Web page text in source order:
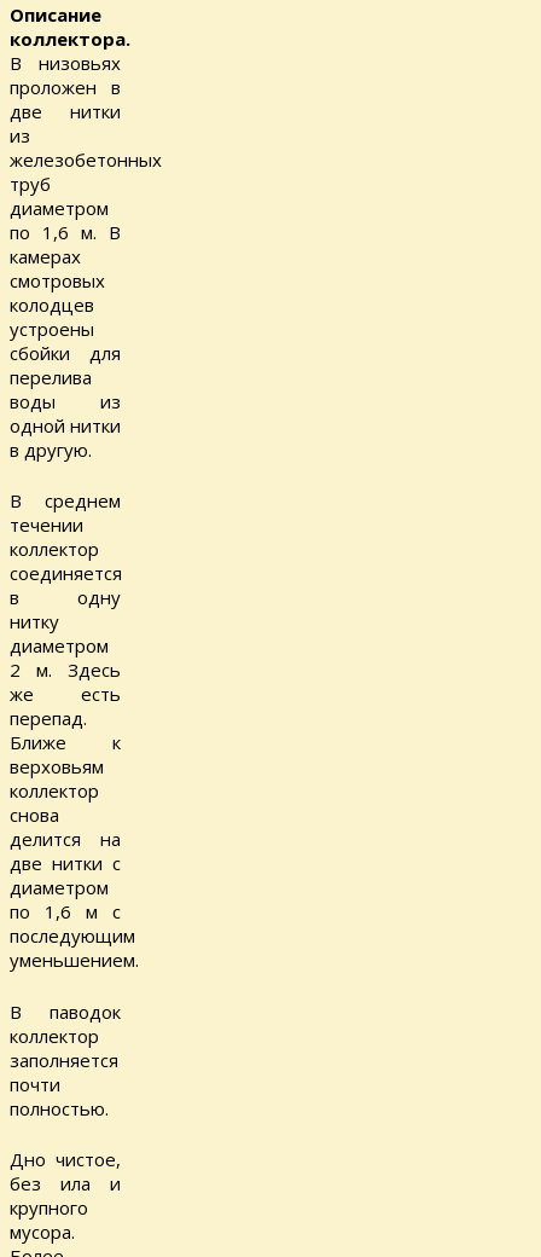
Описание
коллектора.
В низовьях
проложен в
две нитки
из
железобетонных
труб
диаметром
по 1,6 м. В
камерах
смотровых
колодцев
устроены
сбойки для
перелива
воды из
одной нитки
в другую.
В среднем
течении
коллектор
соединяется
в одну
нитку
диаметром
2 м. Здесь
же есть
перепад.
Ближе к
верховьям
коллектор
снова
делится на
две нитки с
диаметром
по 1,6 м с
последующим
уменьшением.
В паводок
коллектор
заполняется
почти
полностью.
Дно чистое,
без ила и
крупного
мусора.